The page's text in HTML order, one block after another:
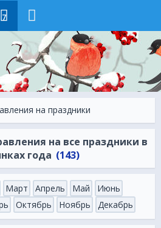
7
на праздники
на все праздники в
года (143)
Март Апрель Май
Июнь
Октябрь Ноябрь Декабрь